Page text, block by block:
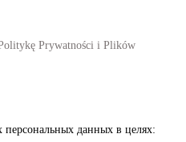
Prywatności i Plików
персональных данных в целях: